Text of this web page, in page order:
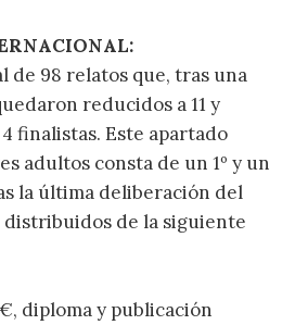
de 98 relatos que, tras una
reducidos a 11 y
finalistas. Este apartado
adultos consta de un 1º y un
la última deliberación del
de la siguiente
diploma y publicación